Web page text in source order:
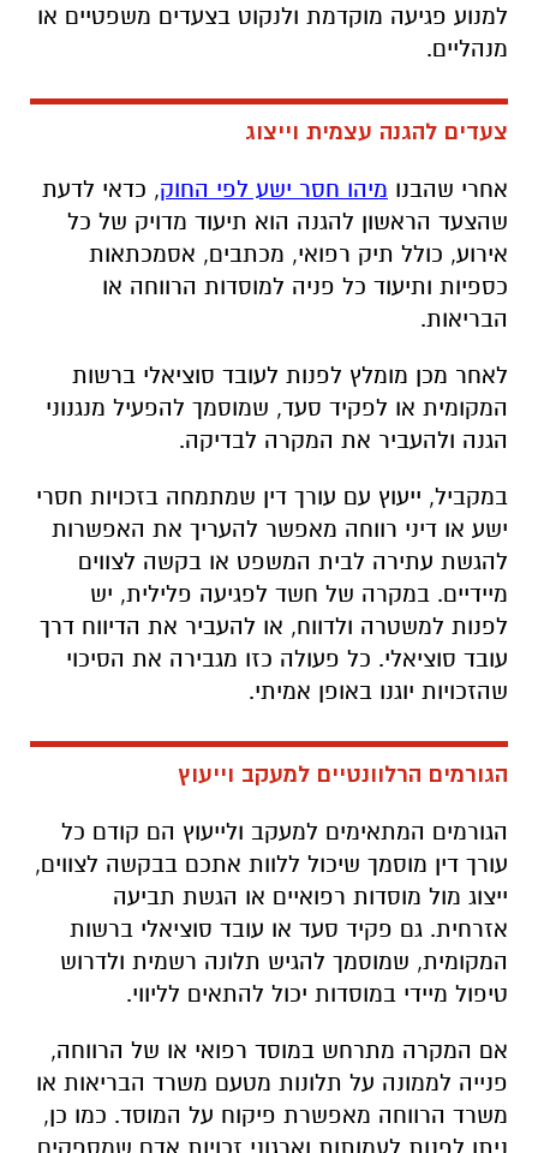
למנוע פגיעה מוקדמת ולנקוט בצעדים משפטיים או
מנהליים.
צעדים להגנה עצמית וייצוג
אחרי שהבנו מיהו חסר ישע לפי החוק, כדאי לדעת
שהצעד הראשון להגנה הוא תיעוד מדויק של כל
אירוע, כולל תיק רפואי, מכתבים, אסמכתאות
כספיות ותיעוד כל פניה למוסדות הרווחה או
הבריאות.
לאחר מכן מומלץ לפנות לעובד סוציאלי ברשות
המקומית או לפקיד סעד, שמוסמך להפעיל מנגנוני
הגנה ולהעביר את המקרה לבדיקה.
במקביל, ייעוץ עם עורך דין שמתמחה בזכויות חסרי
ישע או דיני רווחה מאפשר להעריך את האפשרות
להגשת עתירה לבית המשפט או בקשה לצווים
מיידיים. במקרה של חשד לפגיעה פלילית, יש
לפנות למשטרה ולדווח, או להעביר את הדיווח דרך
עובד סוציאלי. כל פעולה כזו מגבירה את הסיכוי
שהזכויות יוגנו באופן אמיתי.
הגורמים הרלוונטיים למעקב וייעוץ
הגורמים המתאימים למעקב ולייעוץ הם קודם כל
עורך דין מוסמך שיכול ללוות אתכם בבקשה לצווים,
ייצוג מול מוסדות רפואיים או הגשת תביעה
אזרחית. גם פקיד סעד או עובד סוציאלי ברשות
המקומית, שמוסמך להגיש תלונה רשמית ולדרוש
טיפול מיידי במוסדות יכול להתאים לליווי.
אם המקרה מתרחש במוסד רפואי או של הרווחה,
פנייה לממונה על תלונות מטעם משרד הבריאות או
משרד הרווחה מאפשרת פיקוח על המוסד. כמו כן,
ניתן לפנות לעמותות וארגוני זכויות אדם שמספקים